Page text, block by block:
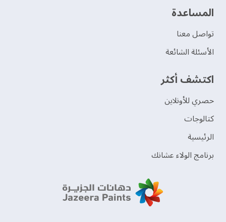
‫المساعدة‬
تواصل معنا
الأسئلة الشائعة
اكتشف أكثر
حصري للأونلاين
‫كتالوجات‬
الرئيسية
برنامج الولاء عشانك